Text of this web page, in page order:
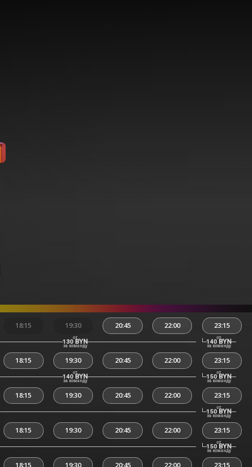
18:15 19:30 20:45 22:00 23:15
от
130 BYN
за команду
от
140 BYN
за команду
18:15 19:30 20:45 22:00 23:15
от
140 BYN
за команду
от
150 BYN
за команду
18:15 19:30 20:45 22:00 23:15
от
150 BYN
за команду
18:15 19:30 20:45 22:00 23:15
от
150 BYN
за команду
18:15 19:30 20:45 22:00 23:15